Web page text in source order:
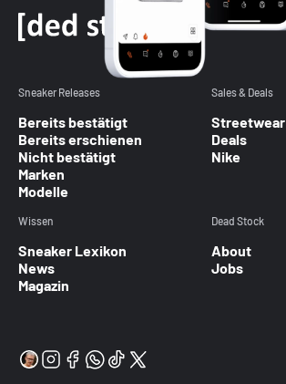
Sneaker Releases
Bereits bestätigt
Bereits erschienen
Nicht bestätigt
Marken
Modelle
Sales & Deals
Streetwear
Deals
Nike
Wissen
Sneaker Lexikon
News
Magazin
Dead Stock
About
Jobs